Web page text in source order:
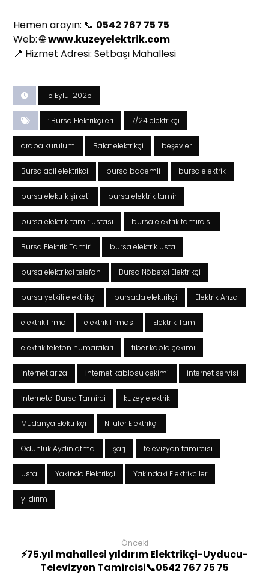
Hemen arayın: 📞 0542 767 75 75
Web: 🌐www.kuzeyelektrik.com
📍 Hizmet Adresi: Setbaşı Mahallesi
15 Eylül 2025
: Bursa Elektrikçileri 7/24 elektrikçi
araba kurulum Balat elektrikçi beşevler
Bursa acil elektrikçi bursa bademli bursa elektrik
bursa elektrik şirketi bursa elektrik tamir
bursa elektrik tamir ustası bursa elektrik tamircisi
Bursa Elektrik Tamiri bursa elektrik usta
bursa elektrikçi telefon Bursa Nöbetçi Elektrikçi
bursa yetkili elektrikçi bursada elektrikçi Elektrik Arıza
elektrik firma elektrik firması Elektrik Tam
elektrik telefon numaraları fiber kablo çekimi
internet arıza İnternet kablosu çekimi internet servisi
İnternetci Bursa Tamirci kuzey elektrik
Mudanya Elektrikçi Nilüfer Elektrikçi
Odunluk Aydınlatma şarj televizyon tamircisi
usta Yakinda Elektrikçi Yakindaki Elektrikciler
yıldırım
Önceki
⚡75.yıl mahallesi yıldırım Elektrikçi-Uyducu-
Televizyon Tamircisi📞0542 767 75 75